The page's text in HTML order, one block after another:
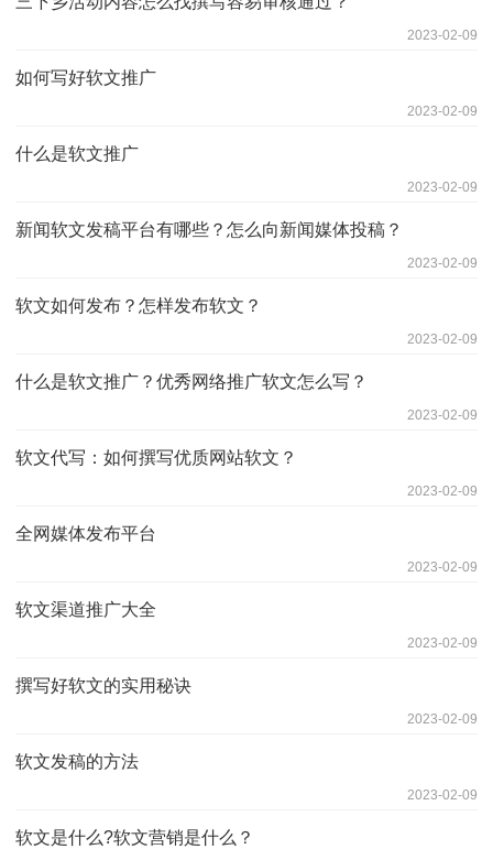
2023-02-09
如何写好软文推广
2023-02-09
什么是软文推广
2023-02-09
新闻软文发稿平台有哪些？怎么向新闻媒体投稿？
2023-02-09
软文如何发布？怎样发布软文？
2023-02-09
什么是软文推广？优秀网络推广软文怎么写？
2023-02-09
软文代写：如何撰写优质网站软文？
2023-02-09
全网媒体发布平台
2023-02-09
软文渠道推广大全
2023-02-09
撰写好软文的实用秘诀
2023-02-09
软文发稿的方法
2023-02-09
软文是什么?软文营销是什么？